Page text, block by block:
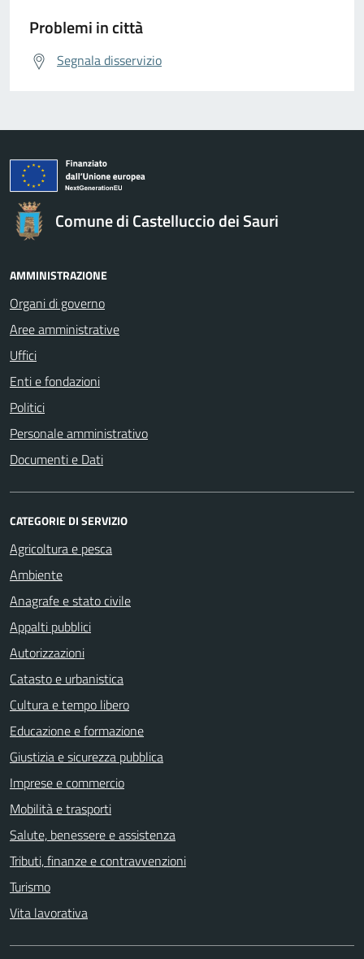
Problemi in città
Segnala disservizio
Comune di Castelluccio dei Sauri
AMMINISTRAZIONE
Organi di governo
Aree amministrative
Uffici
Enti e fondazioni
Politici
Personale amministrativo
Documenti e Dati
CATEGORIE DI SERVIZIO
Agricoltura e pesca
Ambiente
Anagrafe e stato civile
Appalti pubblici
Autorizzazioni
Catasto e urbanistica
Cultura e tempo libero
Educazione e formazione
Giustizia e sicurezza pubblica
Imprese e commercio
Mobilità e trasporti
Salute, benessere e assistenza
Tributi, finanze e contravvenzioni
Turismo
Vita lavorativa